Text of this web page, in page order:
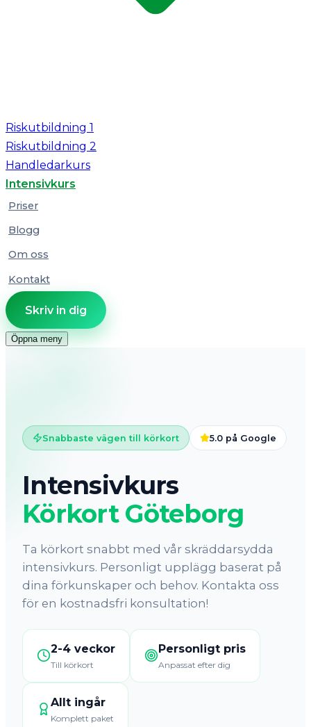
Riskutbildning 1
Riskutbildning 2
Handledarkurs
Intensivkurs
Priser
Blogg
Om oss
Kontakt
Skriv in dig
Öppna meny
Snabbaste vägen till körkort 5.0 på Google
Intensivkurs
Körkort Göteborg
Ta körkort snabbt med vår skräddarsydda
intensivkurs. Personligt upplägg baserat på
dina förkunskaper och behov. Kontakta oss
för en kostnadsfri konsultation!
2-4 veckor
Till körkort
Personligt pris
Anpassat efter dig
Allt ingår
Komplett paket